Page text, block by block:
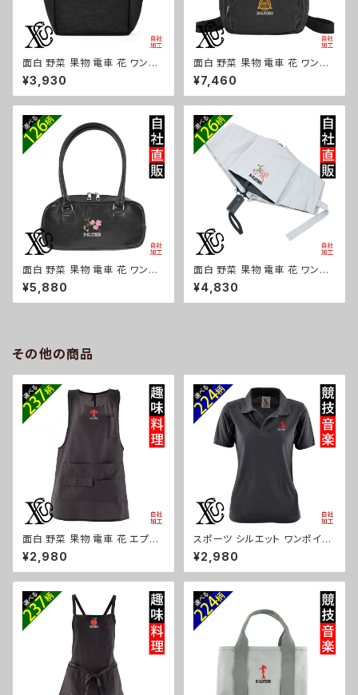
面白 野菜 果物 電車 花 ワンポ
イント 刺繍保冷保温 ランチバッ
グ 買い物バッグ トートバッグ レ
ディース メンズ おしゃれ 雑貨
ンゴ ラーメン 餃子 鳥獣戯画 富
士山 パチンコ ori-a-bg179-b
09-s
¥3,930
面白 野菜 果物 電車 花 ワンポ
イント 刺繍撥水 リュック レディ
ース 大容量 8ポケット ナイロン
軽量 軽い おしゃれ 雑貨 グッズ
ーメン 餃子 鳥獣戯画 富士山 パ
チンコ ori-a-bg178-b09-s
¥7,460
面白 野菜 果物 電車 花 ワンポ
イント 刺繍上品なシボ感 横長
ショルダーバッグ レディース ミ
ニボストン 軽量 雑貨 グッズ 自
¥5,880
面白 野菜 果物 電車 花 ワンポ
イント 刺繍【形状記憶+自動開
閉】 折りたたみ傘 レディース メ
ンズ 55cm 晴雨兼用 UVカット
¥4,830
その他の商品
面白 野菜 果物 電車 花 エプロ
ン リアル 刺繍 プレゼント ワン
ポイント ワンピース レディース
撥水加工 おしゃれ かわいい 脇
保育士 カフェ 無地 サロン 黒
柄 グッズ ori-a-tao15-b09-s
¥2,980
スポーツ シルエット ワンポイン
ト 刺繍 半袖 ポロシャツ レディ
ース オリジナル 無地 ロゴ おし
ゃれ ゴルフ 吸汗速乾 黒 ブラッ
ップス グッズ 文字 面白い おも
しろ 卒団 記念品 部活 卒業 ori
-aw-poh2-b08-s
¥2,980